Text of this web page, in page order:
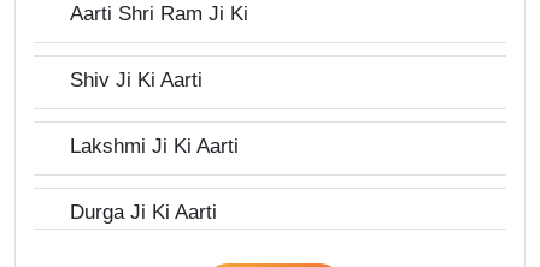
Aarti Shri Ram Ji Ki
Shiv Ji Ki Aarti
Lakshmi Ji Ki Aarti
Durga Ji Ki Aarti